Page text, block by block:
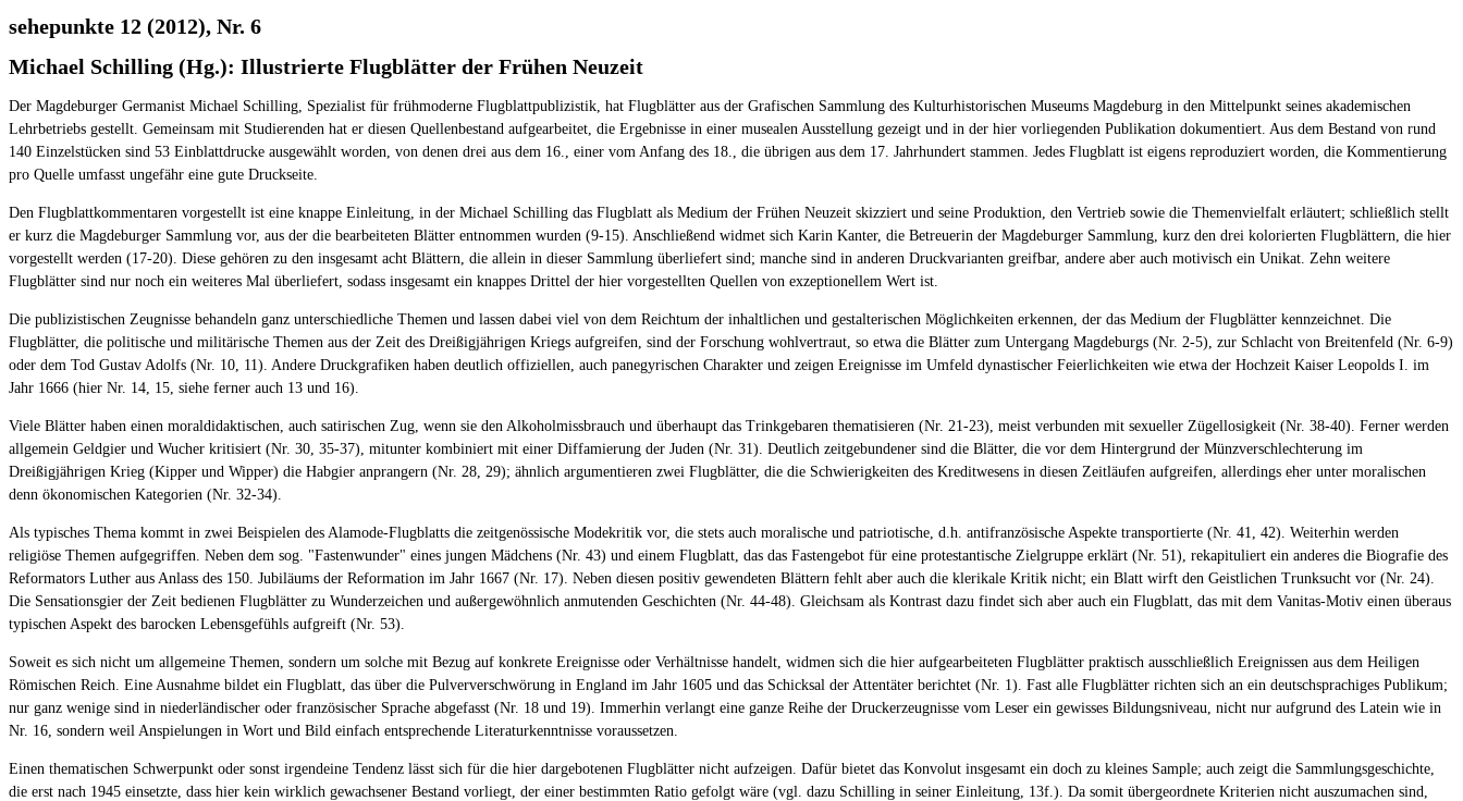
sehepunkte 12 (2012), Nr. 6
Michael Schilling (Hg.): Illustrierte Flugblätter der Frühen Neuzeit
Der Magdeburger Germanist Michael Schilling, Spezialist für frühmoderne Flugblattpublizistik, hat Flugblätter aus der Grafischen Sammlung des Kulturhistorischen Museums Magdeburg in den Mittelpunkt seines akademischen
Lehrbetriebs gestellt. Gemeinsam mit Studierenden hat er diesen Quellenbestand aufgearbeitet, die Ergebnisse in einer musealen Ausstellung gezeigt und in der hier vorliegenden Publikation dokumentiert. Aus dem Bestand von rund
140 Einzelstücken sind 53 Einblattdrucke ausgewählt worden, von denen drei aus dem 16., einer vom Anfang des 18., die übrigen aus dem 17. Jahrhundert stammen. Jedes Flugblatt ist eigens reproduziert worden, die Kommentierung
pro Quelle umfasst ungefähr eine gute Druckseite.
Den Flugblattkommentaren vorgestellt ist eine knappe Einleitung, in der Michael Schilling das Flugblatt als Medium der Frühen Neuzeit skizziert und seine Produktion, den Vertrieb sowie die Themenvielfalt erläutert; schließlich stellt
er kurz die Magdeburger Sammlung vor, aus der die bearbeiteten Blätter entnommen wurden (9-15). Anschließend widmet sich Karin Kanter, die Betreuerin der Magdeburger Sammlung, kurz den drei kolorierten Flugblättern, die hier
vorgestellt werden (17-20). Diese gehören zu den insgesamt acht Blättern, die allein in dieser Sammlung überliefert sind; manche sind in anderen Druckvarianten greifbar, andere aber auch motivisch ein Unikat. Zehn weitere
Flugblätter sind nur noch ein weiteres Mal überliefert, sodass insgesamt ein knappes Drittel der hier vorgestellten Quellen von exzeptionellem Wert ist.
Die publizistischen Zeugnisse behandeln ganz unterschiedliche Themen und lassen dabei viel von dem Reichtum der inhaltlichen und gestalterischen Möglichkeiten erkennen, der das Medium der Flugblätter kennzeichnet. Die
Flugblätter, die politische und militärische Themen aus der Zeit des Dreißigjährigen Kriegs aufgreifen, sind der Forschung wohlvertraut, so etwa die Blätter zum Untergang Magdeburgs (Nr. 2-5), zur Schlacht von Breitenfeld (Nr. 6-9)
oder dem Tod Gustav Adolfs (Nr. 10, 11). Andere Druckgrafiken haben deutlich offiziellen, auch panegyrischen Charakter und zeigen Ereignisse im Umfeld dynastischer Feierlichkeiten wie etwa der Hochzeit Kaiser Leopolds I. im
Jahr 1666 (hier Nr. 14, 15, siehe ferner auch 13 und 16).
Viele Blätter haben einen moraldidaktischen, auch satirischen Zug, wenn sie den Alkoholmissbrauch und überhaupt das Trinkgebaren thematisieren (Nr. 21-23), meist verbunden mit sexueller Zügellosigkeit (Nr. 38-40). Ferner werden
allgemein Geldgier und Wucher kritisiert (Nr. 30, 35-37), mitunter kombiniert mit einer Diffamierung der Juden (Nr. 31). Deutlich zeitgebundener sind die Blätter, die vor dem Hintergrund der Münzverschlechterung im
Dreißigjährigen Krieg (Kipper und Wipper) die Habgier anprangern (Nr. 28, 29); ähnlich argumentieren zwei Flugblätter, die die Schwierigkeiten des Kreditwesens in diesen Zeitläufen aufgreifen, allerdings eher unter moralischen
denn ökonomischen Kategorien (Nr. 32-34).
Als typisches Thema kommt in zwei Beispielen des Alamode-Flugblatts die zeitgenössische Modekritik vor, die stets auch moralische und patriotische, d.h. antifranzösische Aspekte transportierte (Nr. 41, 42). Weiterhin werden
religiöse Themen aufgegriffen. Neben dem sog. "Fastenwunder" eines jungen Mädchens (Nr. 43) und einem Flugblatt, das das Fastengebot für eine protestantische Zielgruppe erklärt (Nr. 51), rekapituliert ein anderes die Biografie des
Reformators Luther aus Anlass des 150. Jubiläums der Reformation im Jahr 1667 (Nr. 17). Neben diesen positiv gewendeten Blättern fehlt aber auch die klerikale Kritik nicht; ein Blatt wirft den Geistlichen Trunksucht vor (Nr. 24).
Die Sensationsgier der Zeit bedienen Flugblätter zu Wunderzeichen und außergewöhnlich anmutenden Geschichten (Nr. 44-48). Gleichsam als Kontrast dazu findet sich aber auch ein Flugblatt, das mit dem Vanitas-Motiv einen überaus
typischen Aspekt des barocken Lebensgefühls aufgreift (Nr. 53).
Soweit es sich nicht um allgemeine Themen, sondern um solche mit Bezug auf konkrete Ereignisse oder Verhältnisse handelt, widmen sich die hier aufgearbeiteten Flugblätter praktisch ausschließlich Ereignissen aus dem Heiligen
Römischen Reich. Eine Ausnahme bildet ein Flugblatt, das über die Pulververschwörung in England im Jahr 1605 und das Schicksal der Attentäter berichtet (Nr. 1). Fast alle Flugblätter richten sich an ein deutschsprachiges Publikum;
nur ganz wenige sind in niederländischer oder französischer Sprache abgefasst (Nr. 18 und 19). Immerhin verlangt eine ganze Reihe der Druckerzeugnisse vom Leser ein gewisses Bildungsniveau, nicht nur aufgrund des Latein wie in
Nr. 16, sondern weil Anspielungen in Wort und Bild einfach entsprechende Literaturkenntnisse voraussetzen.
Einen thematischen Schwerpunkt oder sonst irgendeine Tendenz lässt sich für die hier dargebotenen Flugblätter nicht aufzeigen. Dafür bietet das Konvolut insgesamt ein doch zu kleines Sample; auch zeigt die Sammlungsgeschichte,
die erst nach 1945 einsetzte, dass hier kein wirklich gewachsener Bestand vorliegt, der einer bestimmten Ratio gefolgt wäre (vgl. dazu Schilling in seiner Einleitung, 13f.). Da somit übergeordnete Kriterien nicht auszumachen sind,